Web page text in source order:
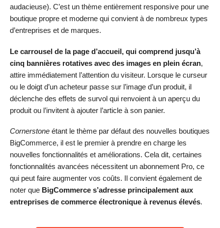
audacieuse). C’est un thème entièrement responsive pour une
boutique propre et moderne qui convient à de nombreux types
d’entreprises et de marques.
Le carrousel de la page d’accueil, qui comprend jusqu’à
cinq bannières rotatives avec des images en plein écran,
attire immédiatement l’attention du visiteur. Lorsque le curseur
ou le doigt d’un acheteur passe sur l’image d’un produit, il
déclenche des effets de survol qui renvoient à un aperçu du
produit ou l’invitent à ajouter l’article à son panier.
Cornerstone étant le thème par défaut des nouvelles boutiques
BigCommerce, il est le premier à prendre en charge les
nouvelles fonctionnalités et améliorations. Cela dit, certaines
fonctionnalités avancées nécessitent un abonnement Pro, ce
qui peut faire augmenter vos coûts. Il convient également de
noter que BigCommerce s’adresse principalement aux
entreprises de commerce électronique à revenus élevés.